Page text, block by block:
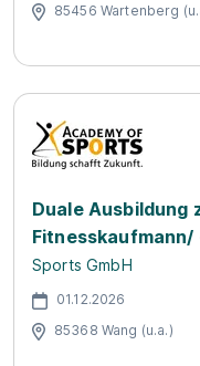
85456 Wartenberg
Duale Ausbildung
Sports GmbH
01.12.2026
85368 Wang (u.a.)